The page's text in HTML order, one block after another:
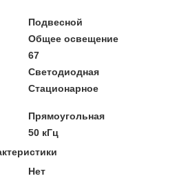
Подвесной
Общее освещение
67
Светодиодная
Стационарное
Прямоугольная
50 кГц
Нет